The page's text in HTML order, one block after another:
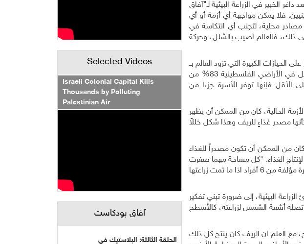
الخبير في الزراعة البيئية لـ"آفاق
فلا يمكن مواجهة أي أزمة أو أي
مصادر محلية، لتجنب أي انتكاسة في
ذلك، فالعالم أصيب بالشلل، وحركة
الاعتبار للحيازات الصغيرة، ففي آخر 20 عاماً، كان التركيز على الحيازات الكبيرة التي تزود العالم بــ
25% من غذائه، والباقي يأتي من الحيازات الصغيرة (الأراضي الزراعية أقل من 10 دونم)، وهي تشكل في الأراضي الفلسطينية 83% من
الأقل فإنها توفر للأسرة جزءا من
الحالية، كان من الممكن أن يظهر
مصدر غذاءٍ للريف وهذا شكل خللاً
من الممكن أن تكون مصدراً للغذاء
الغذاء. "كل مساحة مهما صغرت
ممكن أن توفر جزءا من الاحتياج. حتى لو كانت 100 متر مربع، أو 50 مترا، فمن شأنها أن توفر احتياج أسرة مؤلفة من 6 أفراد اذا ما تمت زراعتها
البيئية، إلى ضرورة تبني تفكير
تصله أشعة الشمس لزراعته، كالأسطح
مع العلم أن الريف كان ينتج كل ذلك
Selected Videos
Israeli Colonial Capital Kills
Thousands by Polluting
Palestinian Air
آفاق بودكاست
الحلقة الثالثة: البلاستيك في